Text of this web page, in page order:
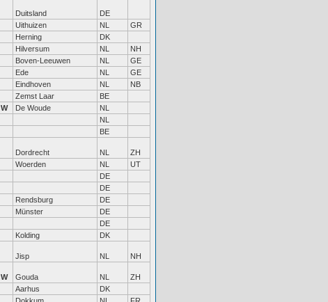
Duitsland
DE
Uithuizen NL
GR
Herning
DK
Hilversum NL
NH
Boven-Leeuwen NL
GE
Ede NL
GE
Eindhoven NL
NB
Zemst Laar
BE
W De Woude
NL
NL
BE
Dordrecht NL
ZH
Woerden NL
UT
DE
DE
Rendsburg
DE
Münster
DE
DE
Kolding DK
Jisp NL NH
W Gouda NL
ZH
Aarhus
DK